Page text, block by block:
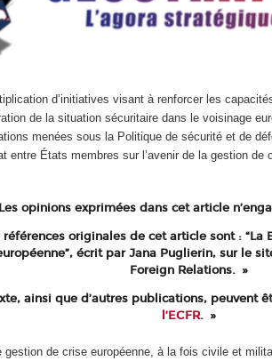
d’initiatives visant à renforcer les
de la situation sécuritaire dans le voisinage
menées sous la Politique de sécurité et de
entre États membres sur l’avenir de la gestion
Les opinions exprimées dans cet article
références originales de cet article sont : “La
écrit par Jana Puglierin, sur le
Foreign Relations.
ainsi que d’autres publications, peuvent
l’ECFR.
gestion de crise européenne, à la fois civile et